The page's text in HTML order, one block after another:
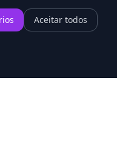
Aceitar todos